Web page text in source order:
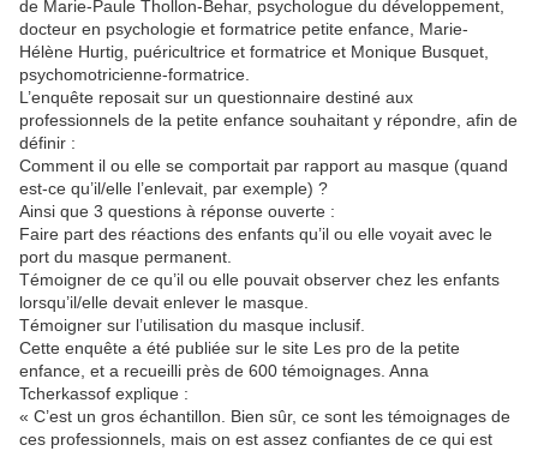
de Marie-Paule Thollon-Behar, psychologue du développement,
docteur en psychologie et formatrice petite enfance, Marie-
Hélène Hurtig, puéricultrice et formatrice et Monique Busquet,
psychomotricienne-formatrice.
L’enquête reposait sur un questionnaire destiné aux
professionnels de la petite enfance souhaitant y répondre, afin de
définir :
Comment il ou elle se comportait par rapport au masque (quand
est-ce qu’il/elle l’enlevait, par exemple) ?
Ainsi que 3 questions à réponse ouverte :
Faire part des réactions des enfants qu’il ou elle voyait avec le
port du masque permanent.
Témoigner de ce qu’il ou elle pouvait observer chez les enfants
lorsqu’il/elle devait enlever le masque.
Témoigner sur l’utilisation du masque inclusif.
Cette enquête a été publiée sur le site Les pro de la petite
enfance, et a recueilli près de 600 témoignages. Anna
Tcherkassof explique :
« C’est un gros échantillon. Bien sûr, ce sont les témoignages de
ces professionnels, mais on est assez confiantes de ce qui est